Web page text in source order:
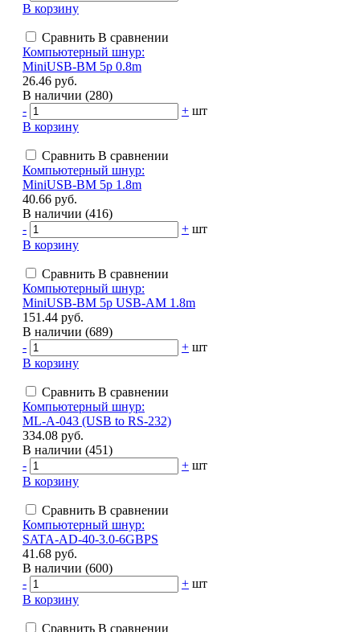
В корзину
Сравнить В сравнении
Компьютерный шнур:
MiniUSB-BM 5p 0.8m
26.46 руб.
В наличии (280)
-
+ шт
В корзину
Сравнить В сравнении
Компьютерный шнур:
MiniUSB-BM 5p 1.8m
40.66 руб.
В наличии (416)
-
+ шт
В корзину
Сравнить В сравнении
Компьютерный шнур:
MiniUSB-BM 5p USB-AM 1.8m
151.44 руб.
В наличии (689)
-
+ шт
В корзину
Сравнить В сравнении
Компьютерный шнур:
ML-A-043 (USB to RS-232)
334.08 руб.
В наличии (451)
-
+ шт
В корзину
Сравнить В сравнении
Компьютерный шнур:
SATA-AD-40-3.0-6GBPS
41.68 руб.
В наличии (600)
-
+ шт
В корзину
Сравнить В сравнении